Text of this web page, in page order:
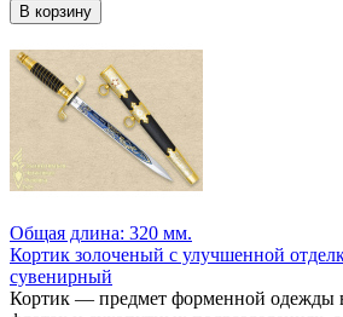
Общая длина: 320 мм.
Кортик золоченый с улучшенной
сувенирный
Кортик — предмет форменной одежды